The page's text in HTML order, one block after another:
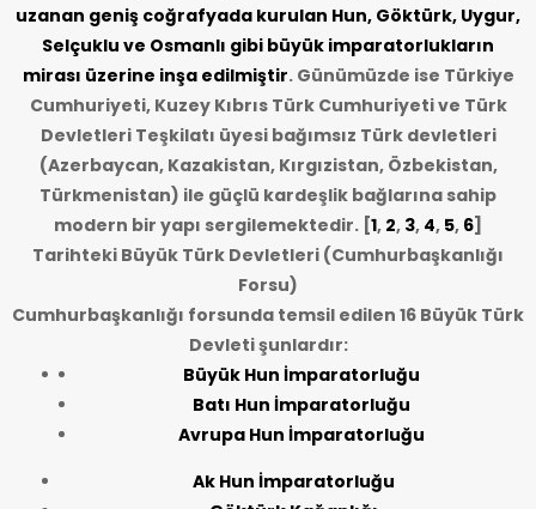
uzanan geniş coğrafyada kurulan Hun, Göktürk, Uygur,
Selçuklu ve Osmanlı gibi büyük imparatorlukların
mirası üzerine inşa edilmiştir. Günümüzde ise Türkiye
Cumhuriyeti, Kuzey Kıbrıs Türk Cumhuriyeti ve Türk
Devletleri Teşkilatı üyesi bağımsız Türk devletleri
(Azerbaycan, Kazakistan, Kırgızistan, Özbekistan,
Türkmenistan) ile güçlü kardeşlik bağlarına sahip
modern bir yapı sergilemektedir. [1, 2, 3, 4, 5, 6]
Tarihteki Büyük Türk Devletleri (Cumhurbaşkanlığı
Forsu)
Cumhurbaşkanlığı forsunda temsil edilen 16 Büyük Türk
Devleti şunlardır:
Büyük Hun İmparatorluğu
Batı Hun İmparatorluğu
Avrupa Hun İmparatorluğu
Ak Hun İmparatorluğu